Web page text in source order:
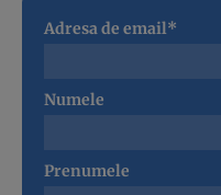
Adresa de email*
Numele
Prenumele